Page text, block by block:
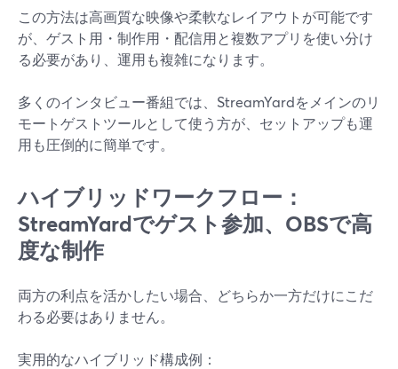
この方法は高画質な映像や柔軟なレイアウトが可能です
が、ゲスト用・制作用・配信用と複数アプリを使い分け
る必要があり、運用も複雑になります。
多くのインタビュー番組では、StreamYardをメインのリ
モートゲストツールとして使う方が、セットアップも運
用も圧倒的に簡単です。
ハイブリッドワークフロー：
StreamYardでゲスト参加、OBSで高
度な制作
両方の利点を活かしたい場合、どちらか一方だけにこだ
わる必要はありません。
実用的なハイブリッド構成例：